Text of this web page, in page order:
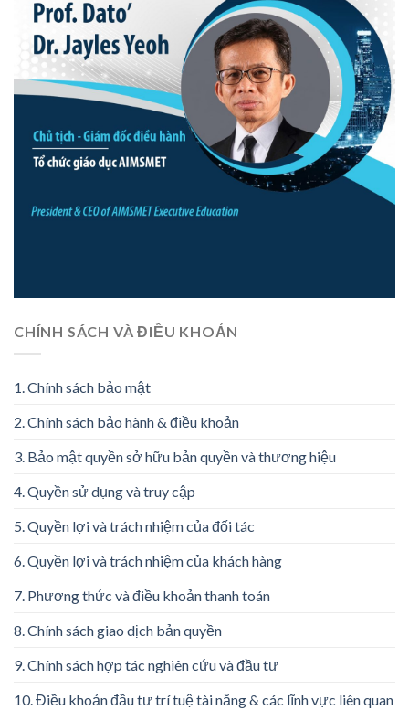
CHÍNH SÁCH VÀ ĐIỀU KHOẢN
1. Chính sách bảo mật
2. Chính sách bảo hành & điều khoản
3. Bảo mật quyền sở hữu bản quyền và thương hiệu
4. Quyền sử dụng và truy cập
5. Quyền lợi và trách nhiệm của đối tác
6. Quyền lợi và trách nhiệm của khách hàng
7. Phương thức và điều khoản thanh toán
8. Chính sách giao dịch bản quyền
9. Chính sách hợp tác nghiên cứu và đầu tư
10. Điều khoản đầu tư trí tuệ tài năng & các lĩnh vực liên quan